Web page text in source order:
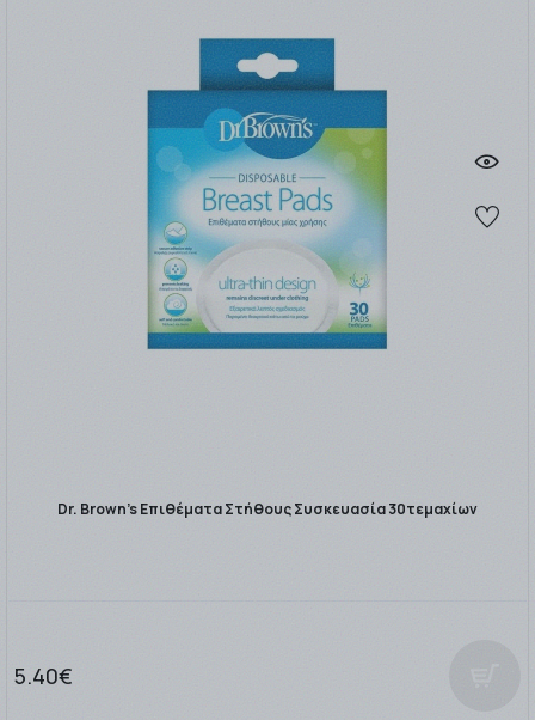
Dr. Brown's Επιθέματα Στήθους Συσκευασία 30τεμαχίων
5.40€